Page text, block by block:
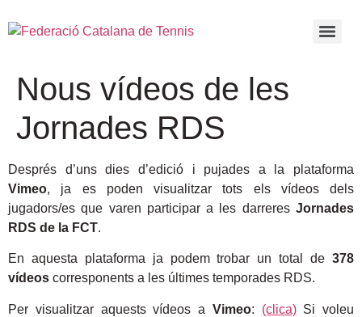
Nous vídeos de les
Jornades RDS
Després d’uns dies d’edició i pujades a la plataforma
Vimeo, ja es poden visualitzar tots els vídeos dels
jugadors/es que varen participar a les darreres Jornades
RDS de la FCT.
En aquesta plataforma ja podem trobar un total de 378
vídeos corresponents a les últimes temporades RDS.
Per visualitzar aquests vídeos a Vimeo: (clica)Si voleu